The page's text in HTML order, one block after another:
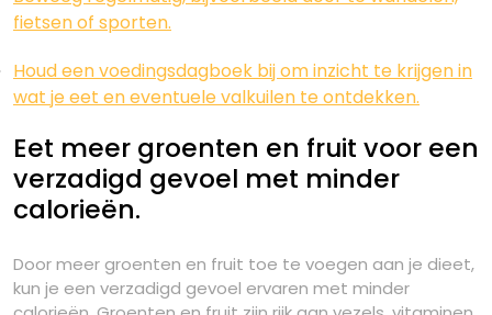
fietsen of sporten.
Houd een voedingsdagboek bij om inzicht te krijgen in
wat je eet en eventuele valkuilen te ontdekken.
Eet meer groenten en fruit voor een
verzadigd gevoel met minder
calorieën.
Door meer groenten en fruit toe te voegen aan je dieet,
kun je een verzadigd gevoel ervaren met minder